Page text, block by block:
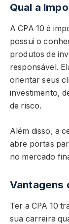
Qual a
A CPA 10 é
possui o
produtos de
responsável.
orientar seus
investimento,
de risco.
Além disso, a
abre portas
no mercado
Vantagens
Ter a CPA 10
sua carreira